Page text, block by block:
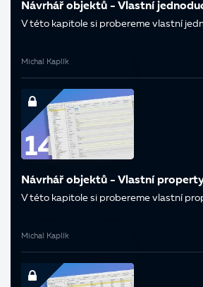
Návrhář objektů - Vlastní
V této kapitole si probereme vlastní
Michal Kaplík
Návrhář objektů - Vlastní
V této kapitole si probereme vlastní
Michal Kaplík